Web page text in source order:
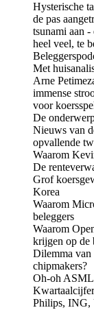
Hysterische
de pas
tsunami aan
heel veel, te
Met
Arne
immense
voor
De
Nieuws van
opvallende
Waarom
De
Grof
Korea
Waarom
beleggers
Waarom
krijgen op de
Dilemma van
chipmakers?
Oh-oh
Philips, ING,